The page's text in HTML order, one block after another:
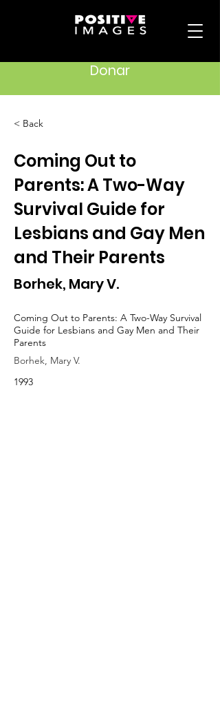
Donar
< Back
Coming Out to
Parents: A Two-Way
Survival Guide for
Lesbians and Gay Men
and Their Parents
Borhek, Mary V.
Coming Out to Parents: A Two-Way Survival
Guide for Lesbians and Gay Men and Their
Parents
Borhek, Mary V.
1993